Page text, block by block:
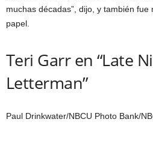
muchas décadas”, dijo, y también
papel.
Teri Garr en “Late
Letterman”
Paul Drinkwater/NBCU Photo Bank/